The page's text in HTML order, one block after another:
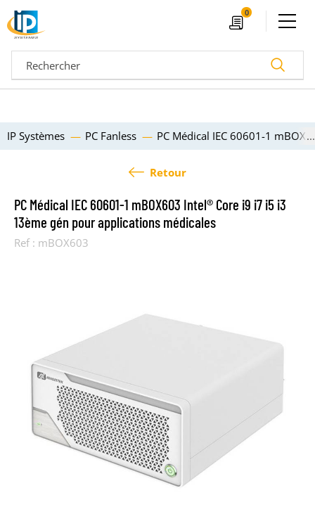
0
Devis Ouvrir le menu
IP Systèmes PC Fanless PC Médical IEC 60601-1
Retour
PC Médical IEC 60601-1 mBOX603 Intel® Core i9 i7 i5 i3
13ème gén pour applications médicales
Ref : mBOX603